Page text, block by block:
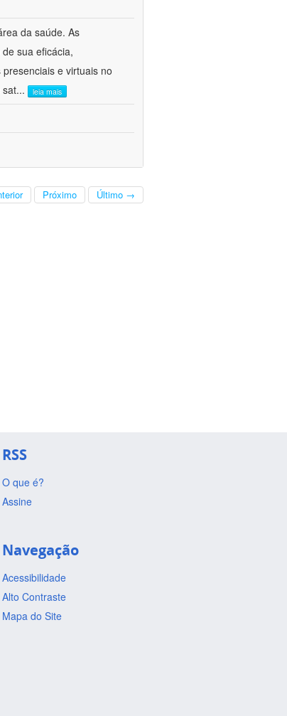
da saúde. As
sua eficácia,
e virtuais no
sat... leia mais
Próximo Último →
RSS
O que é?
Assine
Navegação
Acessibilidade
Alto Contraste
Mapa do Site